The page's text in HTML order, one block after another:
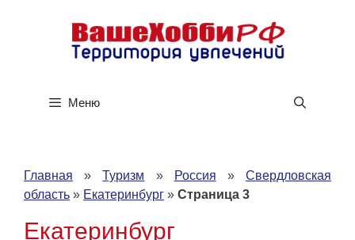
содержимому
Меню
Главная »Туризм » Россия »Свердловская
область » Екатеринбург » Страница 3
Екатеринбург